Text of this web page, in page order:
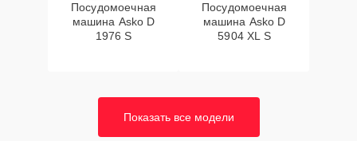
Посудомоечная
машина Asko D
1976 S
Посудомоечная
машина Asko D
5904 XL S
Показать все модели